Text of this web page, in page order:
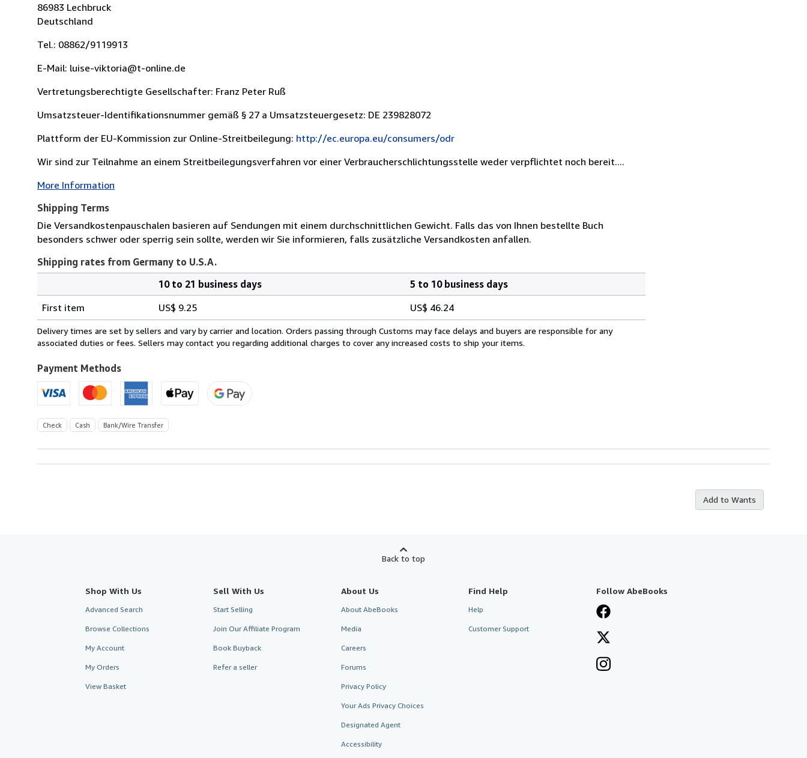
86983 Lechbruck
Deutschland
Tel.: 08862/9119913
E-Mail: luise-viktoria@t-online.de
Vertretungsberechtigte Gesellschafter: Franz Peter Ruß
Umsatzsteuer-Identifikationsnummer gemäß § 27 a Umsatzsteuergesetz: DE 239828072
Plattform der EU-Kommission zur Online-Streitbeilegung: http://ec.europa.eu/consumers/odr
Wir sind zur Teilnahme an einem Streitbeilegungsverfahren vor einer Verbraucherschlichtungsstelle weder verpflichtet noch bereit....
More Information
Shipping Terms
Die Versandkostenpauschalen basieren auf Sendungen mit einem durchschnittlichen Gewicht. Falls das von Ihnen bestellte Buch
besonders schwer oder sperrig sein sollte, werden wir Sie informieren, falls zusätzliche Versandkosten anfallen.
Shipping rates from Germany to U.S.A.
rates
from
Germany
U.S.A.
10 to 21 business days
5 to 10 business days
First item
US$ 9.25 US$ 46.24
Delivery times are set by sellers and vary by carrier and location. Orders passing through Customs may face delays and buyers are responsible for any
associated duties or fees. Sellers may contact you regarding additional charges to cover any increased costs to ship your items.
Payment Methods
Check Cash Bank/Wire Transfer
Add to Wants
Back to top
Shop With Us
Advanced Search
Browse Collections
My Account
My Orders
View Basket
Sell With Us
Start Selling
Join Our Affiliate Program
Book Buyback
Refer a seller
About Us
About AbeBooks
Media
Careers
Forums
Privacy Policy
Your Ads Privacy Choices
Designated Agent
Accessibility
Find Help
Help
Customer Support
Follow AbeBooks